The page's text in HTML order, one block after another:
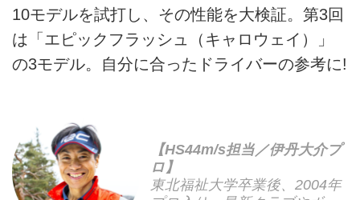
10モデルを試打し、その性能を大検証。第3回
は「エピックフラッシュ（キャロウェイ）」
の3モデル。自分に合ったドライバーの参考に!
【HS44m/s担当／伊丹大介プ
ロ】
東北福祉大学卒業後、2004年